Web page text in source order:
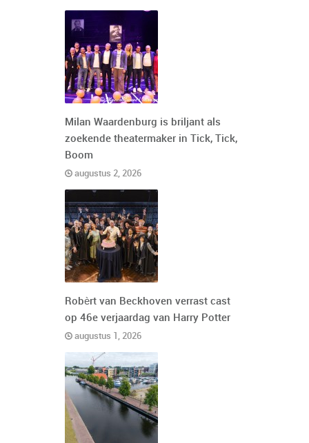
Milan Waardenburg is briljant als
zoekende theatermaker in Tick, Tick,
Boom
augustus 2, 2026
Robèrt van Beckhoven verrast cast
op 46e verjaardag van Harry Potter
augustus 1, 2026